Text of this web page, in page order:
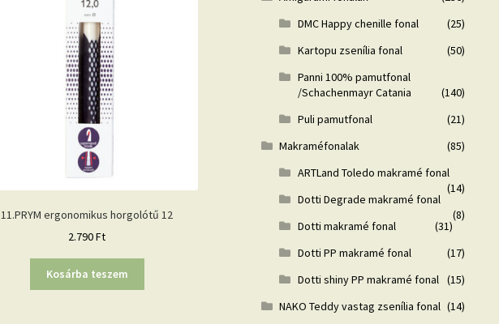
11.PRYM ergonomikus horgolótű 12
2.790Ft
Kosárba teszem
DMC Happy chenille fonal
(25)
Kartopu zsenília fonal
(50)
Panni 100% pamutfonal
/Schachenmayr Catania
(140)
Puli pamutfonal
(21)
Makraméfonalak
(85)
ARTLand Toledo makramé fonal
(14)
Dotti Degrade makramé fonal
(8)
Dotti makramé fonal
(31)
Dotti PP makramé fonal
(17)
Dotti shiny PP makramé fonal (15)
NAKO Teddy vastag zsenília fonal (14)